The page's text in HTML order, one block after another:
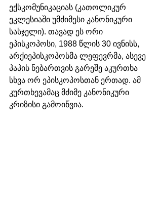
ექსკომუნიკაციას (კათოლიკურ
ეკლესიაში უმძიმესი კანონიკური
სასჯელი). თავად ეს ორი
ეპისკოპოსი, 1988 წლის 30 ივნისს,
არქიეპისკოპოსმა ლეფევრმა, ასევე
პაპის ნებართვის გარეშე აკურთხა
სხვა ორ ეპისკოპოსთან ერთად. ამ
კურთხევამაც მძიმე კანონიკური
კრიზისი გამოიწვია.